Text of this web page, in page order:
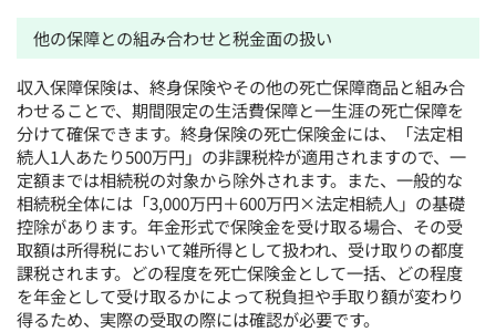
他の保障との組み合わせと税金面の扱い
収入保障保険は、終身保険やその他の死亡保障商品と組み合
わせることで、期間限定の生活費保障と一生涯の死亡保障を
分けて確保できます。終身保険の死亡保険金には、「法定相
続人1人あたり500万円」の非課税枠が適用されますので、一
定額までは相続税の対象から除外されます。また、一般的な
相続税全体には「3,000万円＋600万円×法定相続人」の基礎
控除があります。年金形式で保険金を受け取る場合、その受
取額は所得税において雑所得として扱われ、受け取りの都度
課税されます。どの程度を死亡保険金として一括、どの程度
を年金として受け取るかによって税負担や手取り額が変わり
得るため、実際の受取の際には確認が必要です。